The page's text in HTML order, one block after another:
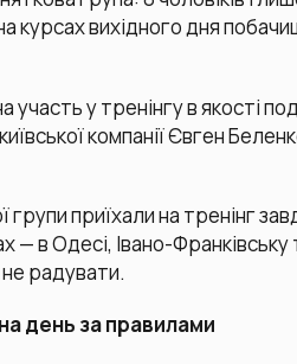
курсах вихідного дня
участь у тренінгу в якості
компанії Євген
групи приїхали на тренінг
— в Одесі, Івано-
радувати.
день за правилами